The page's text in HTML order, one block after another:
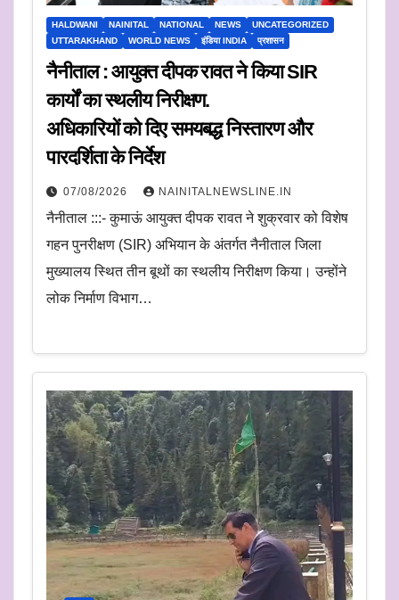
HALDWANI NAINITAL NATIONAL NEWS
UNCATEGORIZED
UTTARAKHAND
WORLD NEWS इंडिया INDIA प्रशासन
नैनीताल : आयुक्त दीपक रावत ने किया SIR
कार्यों का स्थलीय निरीक्षण.
अधिकारियों को दिए समयबद्ध निस्तारण और
पारदर्शिता के निर्देश
07/08/2026 NAINITALNEWSLINE.IN
नैनीताल :::- कुमाऊं आयुक्त दीपक रावत ने शुक्रवार को विशेष
गहन पुनरीक्षण (SIR) अभियान के अंतर्गत नैनीताल जिला
मुख्यालय स्थित तीन बूथों का स्थलीय निरीक्षण किया। उन्होंने
लोक निर्माण विभाग…